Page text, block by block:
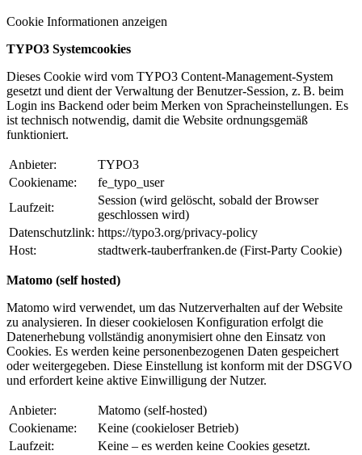
Cookie Informationen anzeigen
TYPO3 Systemcookies
Dieses Cookie wird vom TYPO3 Content-Management-System
gesetzt und dient der Verwaltung der Benutzer-Session, z. B. beim
Login ins Backend oder beim Merken von Spracheinstellungen. Es
ist technisch notwendig, damit die Website ordnungsgemäß
funktioniert.
Anbieter:
TYPO3
Cookiename:
fe_typo_user
Laufzeit:
Session (wird gelöscht, sobald der Browser
geschlossen wird)
Datenschutzlink: https://typo3.org/privacy-policy
Host:
stadtwerk-tauberfranken.de (First-Party Cookie)
Matomo (self hosted)
Matomo wird verwendet, um das Nutzerverhalten auf der Website
zu analysieren. In dieser cookielosen Konfiguration erfolgt die
Datenerhebung vollständig anonymisiert ohne den Einsatz von
Cookies. Es werden keine personenbezogenen Daten gespeichert
oder weitergegeben. Diese Einstellung ist konform mit der DSGVO
und erfordert keine aktive Einwilligung der Nutzer.
Anbieter:
Matomo (self-hosted)
Cookiename:
Keine (cookieloser Betrieb)
Laufzeit:
Keine – es werden keine Cookies gesetzt.